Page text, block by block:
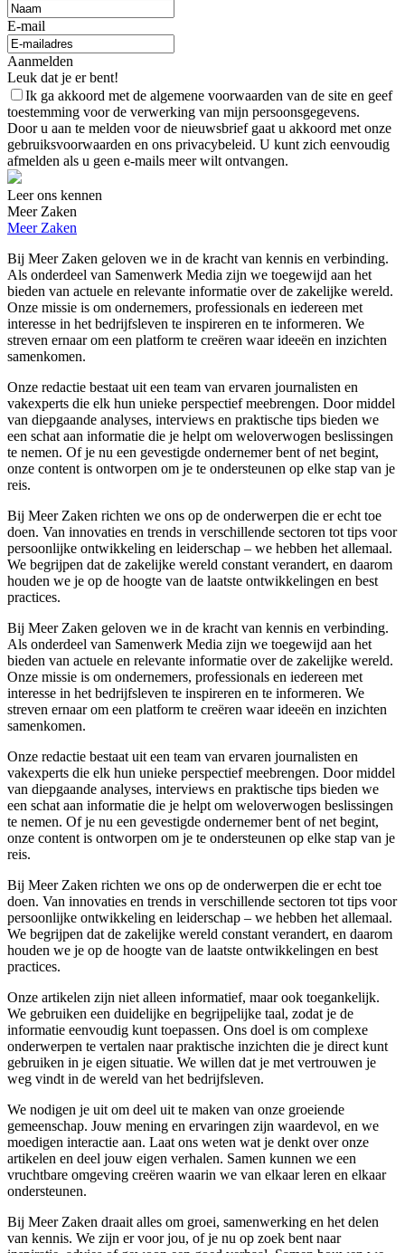
E-mail
Aanmelden
Leuk dat je er bent!
Ik ga akkoord met de algemene voorwaarden van de site en geef
toestemming voor de verwerking van mijn persoonsgegevens.
Door u aan te melden voor de nieuwsbrief gaat u akkoord met onze
gebruiksvoorwaarden en ons privacybeleid. U kunt zich eenvoudig
afmelden als u geen e-mails meer wilt ontvangen.
Leer ons kennen
Meer Zaken
Meer Zaken
Bij Meer Zaken geloven we in de kracht van kennis en verbinding.
Als onderdeel van Samenwerk Media zijn we toegewijd aan het
bieden van actuele en relevante informatie over de zakelijke wereld.
Onze missie is om ondernemers, professionals en iedereen met
interesse in het bedrijfsleven te inspireren en te informeren. We
streven ernaar om een platform te creëren waar ideeën en inzichten
samenkomen.
Onze redactie bestaat uit een team van ervaren journalisten en
vakexperts die elk hun unieke perspectief meebrengen. Door middel
van diepgaande analyses, interviews en praktische tips bieden we
een schat aan informatie die je helpt om weloverwogen beslissingen
te nemen. Of je nu een gevestigde ondernemer bent of net begint,
onze content is ontworpen om je te ondersteunen op elke stap van je
reis.
Bij Meer Zaken richten we ons op de onderwerpen die er echt toe
doen. Van innovaties en trends in verschillende sectoren tot tips voor
persoonlijke ontwikkeling en leiderschap – we hebben het allemaal.
We begrijpen dat de zakelijke wereld constant verandert, en daarom
houden we je op de hoogte van de laatste ontwikkelingen en best
practices.
Bij Meer Zaken geloven we in de kracht van kennis en verbinding.
Als onderdeel van Samenwerk Media zijn we toegewijd aan het
bieden van actuele en relevante informatie over de zakelijke wereld.
Onze missie is om ondernemers, professionals en iedereen met
interesse in het bedrijfsleven te inspireren en te informeren. We
streven ernaar om een platform te creëren waar ideeën en inzichten
samenkomen.
Onze redactie bestaat uit een team van ervaren journalisten en
vakexperts die elk hun unieke perspectief meebrengen. Door middel
van diepgaande analyses, interviews en praktische tips bieden we
een schat aan informatie die je helpt om weloverwogen beslissingen
te nemen. Of je nu een gevestigde ondernemer bent of net begint,
onze content is ontworpen om je te ondersteunen op elke stap van je
reis.
Bij Meer Zaken richten we ons op de onderwerpen die er echt toe
doen. Van innovaties en trends in verschillende sectoren tot tips voor
persoonlijke ontwikkeling en leiderschap – we hebben het allemaal.
We begrijpen dat de zakelijke wereld constant verandert, en daarom
houden we je op de hoogte van de laatste ontwikkelingen en best
practices.
Onze artikelen zijn niet alleen informatief, maar ook toegankelijk.
We gebruiken een duidelijke en begrijpelijke taal, zodat je de
informatie eenvoudig kunt toepassen. Ons doel is om complexe
onderwerpen te vertalen naar praktische inzichten die je direct kunt
gebruiken in je eigen situatie. We willen dat je met vertrouwen je
weg vindt in de wereld van het bedrijfsleven.
We nodigen je uit om deel uit te maken van onze groeiende
gemeenschap. Jouw mening en ervaringen zijn waardevol, en we
moedigen interactie aan. Laat ons weten wat je denkt over onze
artikelen en deel jouw eigen verhalen. Samen kunnen we een
vruchtbare omgeving creëren waarin we van elkaar leren en elkaar
ondersteunen.
Bij Meer Zaken draait alles om groei, samenwerking en het delen
van kennis. We zijn er voor jou, of je nu op zoek bent naar